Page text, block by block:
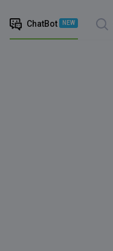
ChatBot NEW